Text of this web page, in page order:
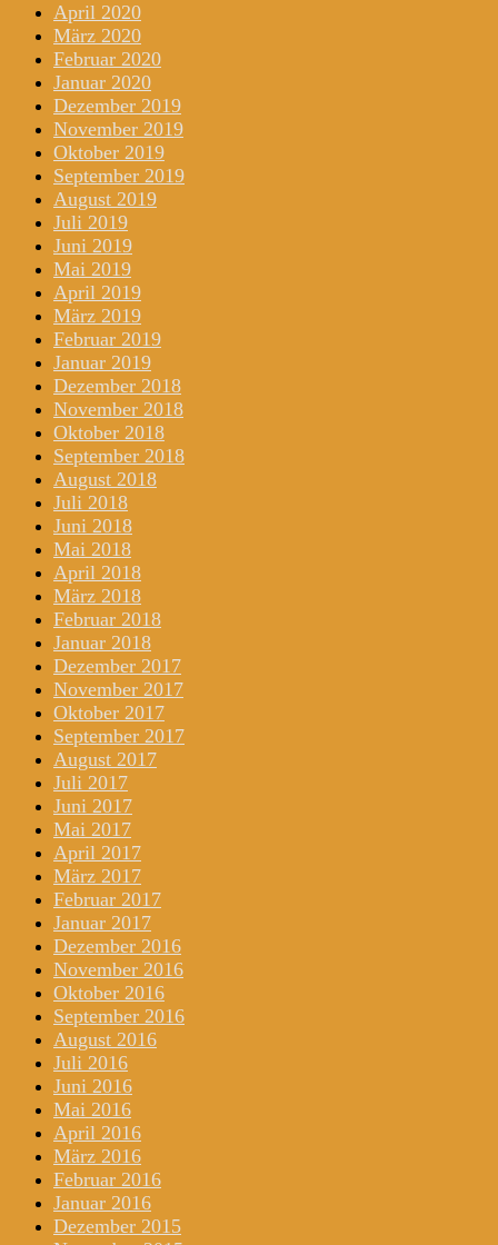
April 2020
März 2020
Februar 2020
Januar 2020
Dezember 2019
November 2019
Oktober 2019
September 2019
August 2019
Juli 2019
Juni 2019
Mai 2019
April 2019
März 2019
Februar 2019
Januar 2019
Dezember 2018
November 2018
Oktober 2018
September 2018
August 2018
Juli 2018
Juni 2018
Mai 2018
April 2018
März 2018
Februar 2018
Januar 2018
Dezember 2017
November 2017
Oktober 2017
September 2017
August 2017
Juli 2017
Juni 2017
Mai 2017
April 2017
März 2017
Februar 2017
Januar 2017
Dezember 2016
November 2016
Oktober 2016
September 2016
August 2016
Juli 2016
Juni 2016
Mai 2016
April 2016
März 2016
Februar 2016
Januar 2016
Dezember 2015